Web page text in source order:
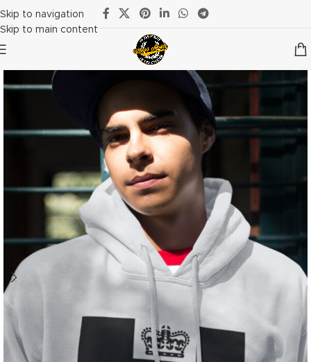
Skip to navigation
Skip to main content